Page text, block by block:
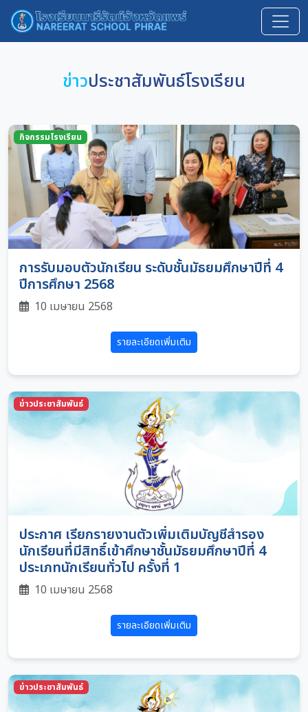
ข่าวประชาสัมพันธ์โรงเรียน
กิจกรรมโรงเรียน
การรับมอบตัวนักเรียน ระดับชั้นมัธยมศึกษาปีที่ 4
ปีการศึกษา 2568
10 เมษายน 2568
รายละเอียดเพิ่มเติม
ข่าวประชาสัมพันธ์
ประกาศ เรียกรายงานตัวเพิ่มเติมบัญชีสำรอง
นักเรียนที่มีสิทธิ์เข้าศึกษาชั้นมัธยมศึกษาปีที่ 4
ประเภทนักเรียนทั่วไป ครั้งที่ 1
10 เมษายน 2568
รายละเอียดเพิ่มเติม
ข่าวประชาสัมพันธ์